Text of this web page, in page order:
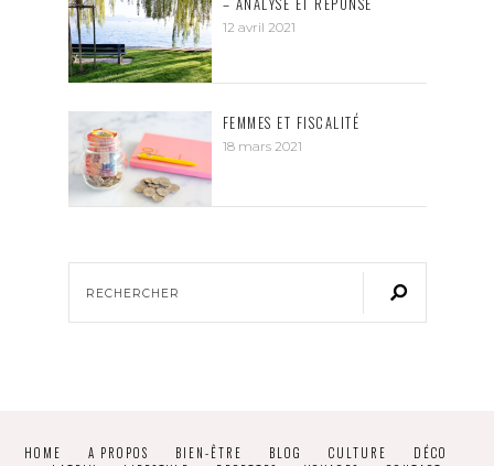
12 avril 2021
FEMMES ET FISCALITÉ
18 mars 2021
HOME A PROPOS BIEN-ÊTRE BLOG CULTURE
DÉCO